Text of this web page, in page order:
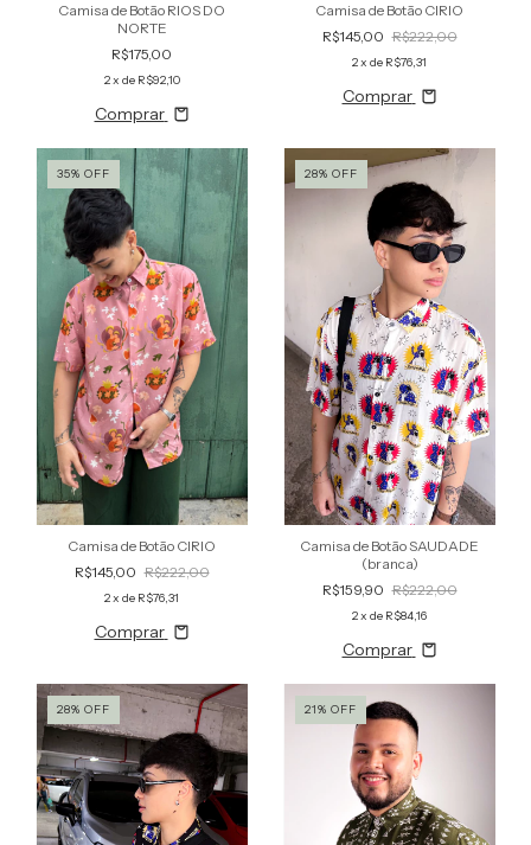
Camisa de Botão RIOS DO
NORTE
R$175,00
2x de R$92,10
Comprar
Camisa de Botão CIRIO
R$145,00 R$222,00
2x de R$76,31
Comprar
35% OFF
Camisa de Botão CIRIO
R$145,00 R$222,00
2x de R$76,31
Comprar
28% OFF
Camisa de Botão SAUDADE
(branca)
R$159,90 R$222,00
2x de R$84,16
Comprar
28% OFF 21% OFF